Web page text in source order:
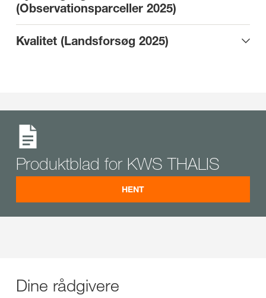
(Observationsparceller 2025)
Kvalitet (Landsforsøg 2025)
Produktblad for KWS THALIS
HENT
Dine rådgivere